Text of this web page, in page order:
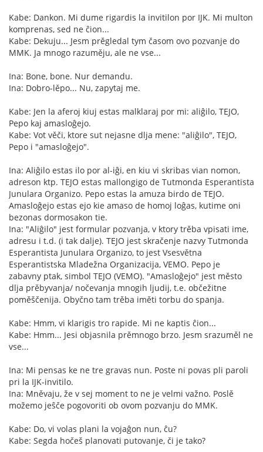
Kabe: Dankon. Mi dume rigardis la invitilon por IJK. Mi multon
komprenas, sed ne ĉion...
Kabe: Dekuju... Jesm prěgledal tym časom ovo pozvanje do
MMK. Ja mnogo razuměju, ale ne vse...
Ina: Bone, bone. Nur demandu.
Ina: Dobro-lěpo... Nu, zapytaj me.
Kabe: Jen la aferoj kiuj estas malklaraj por mi: aliĝilo, TEJO,
Pepo kaj amasloĝejo.
Kabe: Vot věči, ktore sut nejasne dlja mene: "aliĝilo", TEJO,
Pepo i "amasloĝejo".
Ina: Aliĝilo estas ilo por al-iĝi, en kiu vi skribas vian nomon,
adreson ktp. TEJO estas mallongigo de Tutmonda Esperantista
Junulara Organizo. Pepo estas la amuza birdo de TEJO.
Amasloĝejo estas ejo kie amaso de homoj loĝas, kutime oni
bezonas dormosakon tie.
Ina: "Aliĝilo" jest formular pozvanja, v ktory trěba vpisati ime,
adresu i t.d. (i tak dalje). TEJO jest skračenje nazvy Tutmonda
Esperantista Junulara Organizo, to jest Vsesvětna
Esperantistska Mladežna Organizacija, VEMO. Pepo je
zabavny ptak, simbol TEJO (VEMO). "Amasloĝejo" jest město
dlja prěbyvanja/ nočevanja mnogih ljudij, t.e. občežitne
poměščenija. Obyčno tam trěba iměti torbu do spanja.
Kabe: Hmm, vi klarigis tro rapide. Mi ne kaptis ĉion...
Kabe: Hmm... Jesi objasnila prěmnogo brzo. Jesm srazuměl ne
vse...
Ina: Mi pensas ke ne tre gravas nun. Poste ni povas pli paroli
pri la IJK-invitilo.
Ina: Mněvaju, že v sej moment to ne je velmi važno. Poslě
možemo jeŝče pogovoriti ob ovom pozvanju do MMK.
Kabe: Do, vi volas plani la vojaĝon nun, ĉu?
Kabe: Segda hočeš planovati putovanje, či je tako?